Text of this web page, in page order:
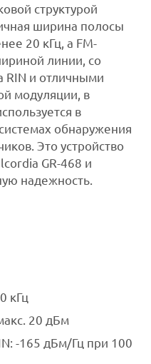
структурой
ширина полосы
20 кГц, а FM-
линии, со
RIN и отличными
модуляции, в
в
обнаружения
Это устройство
GR-468 и
надежность.
кГц
20 дБм
-165 дБм/Гц при 100